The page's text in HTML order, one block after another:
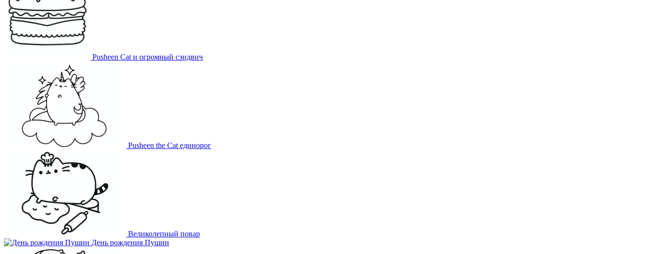
Pusheen Cat и огромный сэндвич
Pusheen the Cat единорог
Великолепный повар
День рождения Пушин